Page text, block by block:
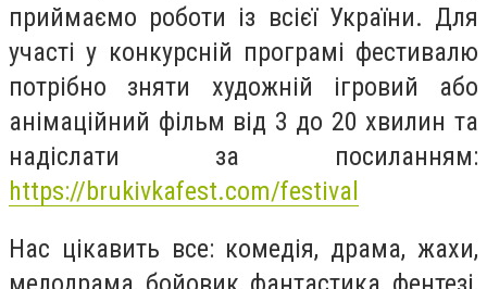
приймаємо роботи із всієї України. Для
участі у конкурсній програмі фестивалю
потрібно зняти художній ігровий або
анімаційний фільм від 3 до 20 хвилин та
надіслати за посиланням:
https://brukivkafest.com/festival
Нас цікавить все: комедія, драма, жахи,